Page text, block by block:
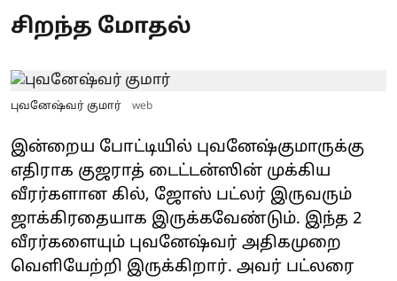
சிறந்த மோதல்
புவனேஷ்வர் குமார் web
இன்றைய போட்டியில் புவனேஷ்குமாருக்கு
எதிராக குஜராத் டைட்டன்ஸின் முக்கிய
வீரர்களான கில், ஜோஸ் பட்லர் இருவரும்
ஜாக்கிரதையாக இருக்கவேண்டும். இந்த 2
வீரர்களையும் புவனேஷ்வர் அதிகமுறை
வெளியேற்றி இருக்கிறார். அவர் பட்லரை